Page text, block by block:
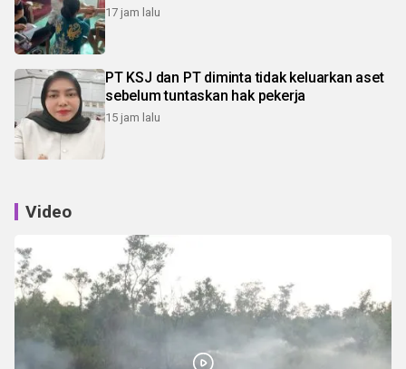
17 jam lalu
PT KSJ dan PT diminta tidak keluarkan aset
sebelum tuntaskan hak pekerja
15 jam lalu
Video